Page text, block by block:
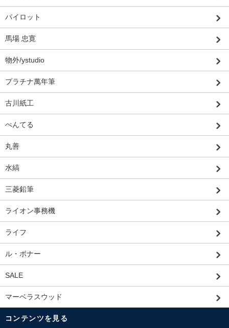
パイロット
馬場 忠寛
物外/ystudio
プラチナ萬年筆
古川紙工
ぺんてる
丸善
水縞
三菱鉛筆
ライオン事務機
ライフ
ル・ボナー
SALE
マーベラスウッド
コンテンツを見る